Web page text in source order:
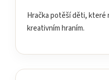
Hračka potěší děti, které
kreativním hraním.